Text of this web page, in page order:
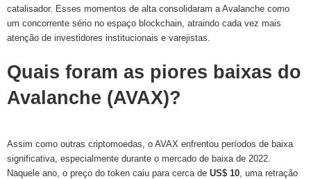
catalisador. Esses momentos de alta consolidaram a Avalanche como
um concorrente sério no espaço blockchain, atraindo cada vez mais
atenção de investidores institucionais e varejistas.
Quais foram as piores baixas do
Avalanche (AVAX)?
Assim como outras criptomoedas, o AVAX enfrentou períodos de baixa
significativa, especialmente durante o mercado de baixa de 2022.
Naquele ano, o preço do token caiu para cerca de US$ 10, uma retração